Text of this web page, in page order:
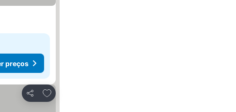
preços
Partilhar
Adicionar aos favoritos